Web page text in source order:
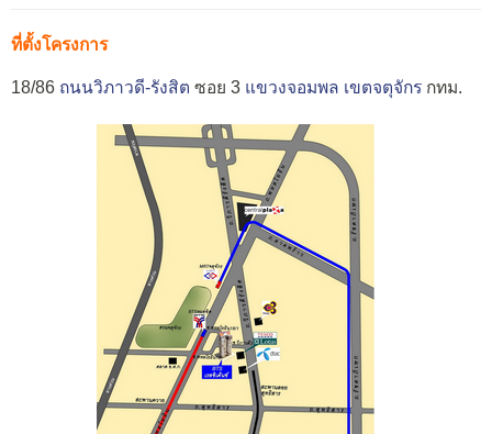
ที่ตั้งโครงการ
18/86 ถนนวิภาวดี-รังสิต ซอย 3 แขวงจอมพล เขตจตุจักร กทม.